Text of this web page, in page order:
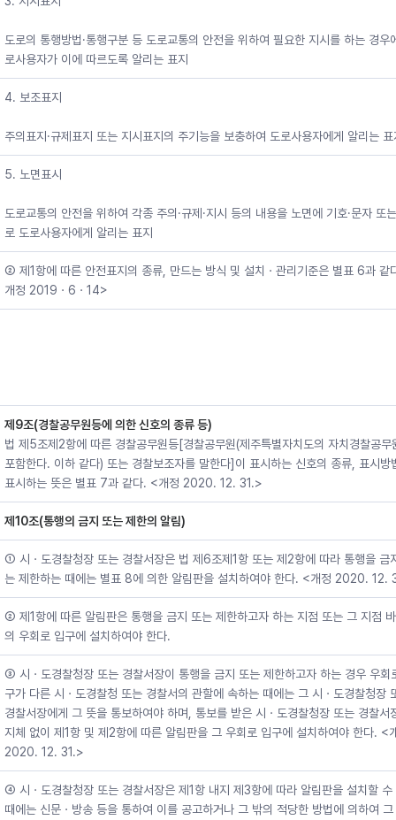
도로의 통행방법·통행구분 등 도로교통의 안전을 위하여 필요한 지시를 하는 경우
로사용자가 이에 따르도록 알리는 표지
4. 보조표지
주의표지·규제표지 또는 지시표지의 주기능을 보충하여 도로사용자에게 알리는 표
5. 노면표시
도로교통의 안전을 위하여 각종 주의·규제·지시 등의 내용을 노면에 기호·문자 또
로 도로사용자에게 알리는 표지
② 제1항에 따른 안전표지의 종류, 만드는 방식 및 설치ㆍ관리기준은 별표 6과 같
개정 2019ㆍ6ㆍ14>
제9조(경찰공무원등에 의한 신호의 종류 등)
법 제5조제2항에 따른 경찰공무원등[경찰공무원(제주특별자치도의 자치경찰공무
포함한다. 이하 같다) 또는 경찰보조자를 말한다]이 표시하는 신호의 종류, 표시방
표시하는 뜻은 별표 7과 같다. <개정 2020. 12. 31.>
제10조(통행의 금지 또는 제한의 알림)
① 시ㆍ도경찰청장 또는 경찰서장은 법 제6조제1항 또는 제2항에 따라 통행을 금
는 제한하는 때에는 별표 8에 의한 알림판을 설치하여야 한다. <개정 2020. 12.
② 제1항에 따른 알림판은 통행을 금지 또는 제한하고자 하는 지점 또는 그 지점
의 우회로 입구에 설치하여야 한다.
③ 시ㆍ도경찰청장 또는 경찰서장이 통행을 금지 또는 제한하고자 하는 경우 우회
구가 다른 시ㆍ도경찰청 또는 경찰서의 관할에 속하는 때에는 그 시ㆍ도경찰청장
경찰서장에게 그 뜻을 통보하여야 하며, 통보를 받은 시ㆍ도경찰청장 또는 경찰서
지체 없이 제1항 및 제2항에 따른 알림판을 그 우회로 입구에 설치하여야 한다. <
2020. 12. 31.>
④ 시ㆍ도경찰청장 또는 경찰서장은 제1항 내지 제3항에 따라 알림판을 설치할 수
때에는 신문ㆍ방송 등을 통하여 이를 공고하거나 그 밖의 적당한 방법에 의하여